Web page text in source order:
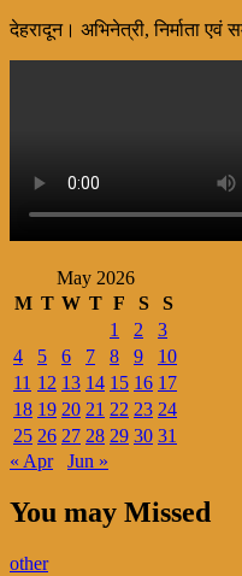
देहरादून। अभिनेत्री, निर्माता
May 2026
M T W T F S
S
1
2
3
4
5 6 7 8 9
10
11 12 13 14 15 16 17
18 19 20 21 22 23 24
25 26 27 28 29 30 31
« Apr
Jun »
You may Missed
other